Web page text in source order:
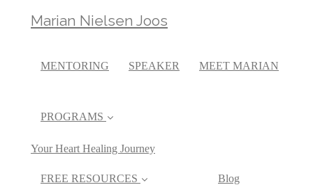
Marian Nielsen Joos
MENTORING SPEAKER MEET MARIAN
PROGRAMS
Your Heart Healing Journey
FREE RESOURCES Blog